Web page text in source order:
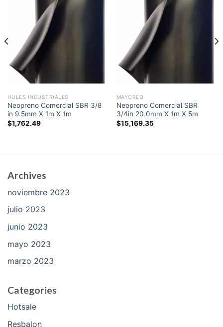
HULES INDUSTRIALES
Neopreno Comercial SBR 3/8
in 9.5mm X 1m X 1m
$1,762.49
MAYOREO
Neopreno Comercial SBR
3/4in 20.0mm X 1m X 5m
$15,169.35
Archives
noviembre 2023
julio 2023
junio 2023
mayo 2023
marzo 2023
Categories
Hotsale
Resbalon